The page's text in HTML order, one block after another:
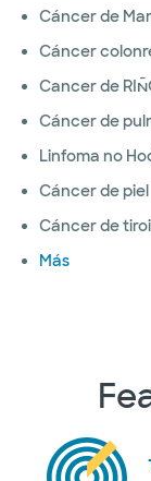
Cáncer de
Cáncer
Cancer de
Cáncer de
Linfoma no
Cáncer de piel
Cáncer de
Más